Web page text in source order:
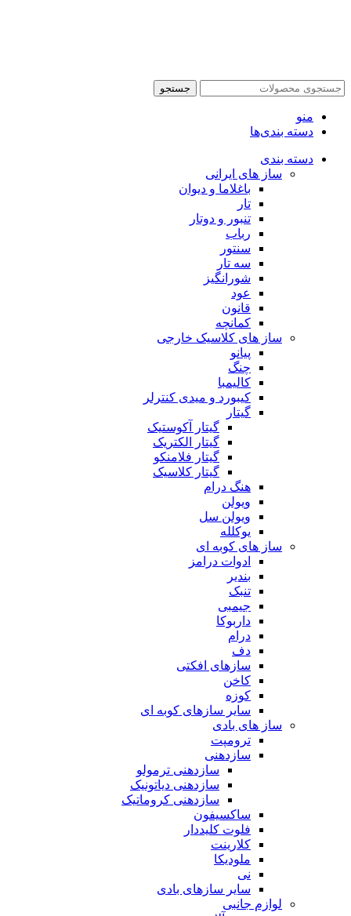
جستجو
منو
دسته بندی‌ها
دسته بندی
ساز های ایرانی
باغلاما و دیوان
تار
تنبور و دوتار
رباب
سنتور
سه تار
شورانگیز
عود
قانون
کمانچه
ساز های کلاسیک خارجی
پیانو
چنگ
کالیمبا
کیبورد و میدی کنترلر
گیتار
گیتار آکوستیک
گیتار الکتریک
گیتار فلامنکو
گیتار کلاسیک
هنگ درام
ویولن
ویولن سل
یوکلله
ساز های کوبه ای
ادوات درامز
بندیر
تنبک
جیمبی
داربوکا
درام
دف
سازهای افکتی
کاخن
کوزه
سایر سازهای کوبه ای
ساز های بادی
ترومپت
سازدهنی
سازدهنی ترمولو
سازدهنی دیاتونیک
سازدهنی کروماتیک
ساکسیفون
فلوت کلیددار
کلارینت
ملودیکا
نی
سایر سازهای بادی
لوازم جانبی